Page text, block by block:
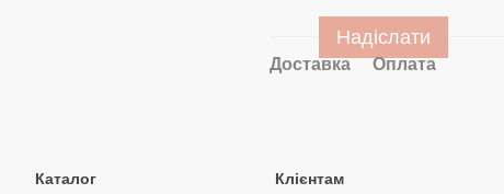
Надіслати
Доставка Оплата
Каталог Клієнтам